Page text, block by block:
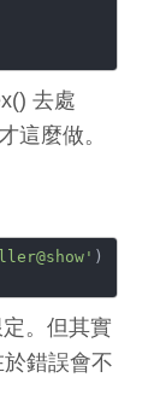
去處
這麼做。
)
。但其實
錯誤會不